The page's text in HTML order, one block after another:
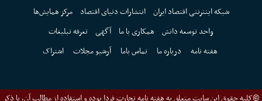
شبکه اینترنتی اقتصاد ایران انتشارات دنیای اقتصاد
مرکز همایش‌ها
واحد توسعه دانش همکاری با ما آگهی تعرفه تبلیغات
هفته نامه
درباره ما تماس باما آرشیو مجلات اشتراک